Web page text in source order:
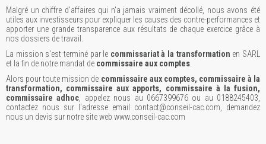
Malgré un chiffre d'affaires qui n'a jamais vraiment décollé, nous avons été
utiles aux investisseurs pour expliquer les causes des contre-performances et
apporter une grande transparence aux résultats de chaque exercice grâce à
nos dossiers de travail.
La mission s'est terminé par le commissariat à la transformation en SARL
et la fin de notre mandat de commissaire aux comptes
Alors pour toute mission de commissaire aux comptes, commissaire à la
transformation, commissaire aux apports, commissaire à la fusion,
commissaire adhoc , appelez nous au 0667399676 ou au 0188245403,
contactez nous sur l'adresse email contact@conseil-cac.com, demandez
nous un devis sur notre site web www.conseil-cac.com